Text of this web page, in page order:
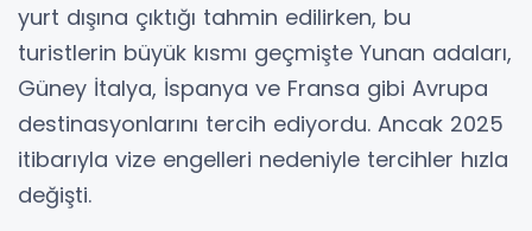
yurt dışına çıktığı tahmin edilirken, bu
turistlerin büyük kısmı geçmişte Yunan adaları,
Güney İtalya, İspanya ve Fransa gibi Avrupa
destinasyonlarını tercih ediyordu. Ancak 2025
itibarıyla vize engelleri nedeniyle tercihler hızla
değişti.